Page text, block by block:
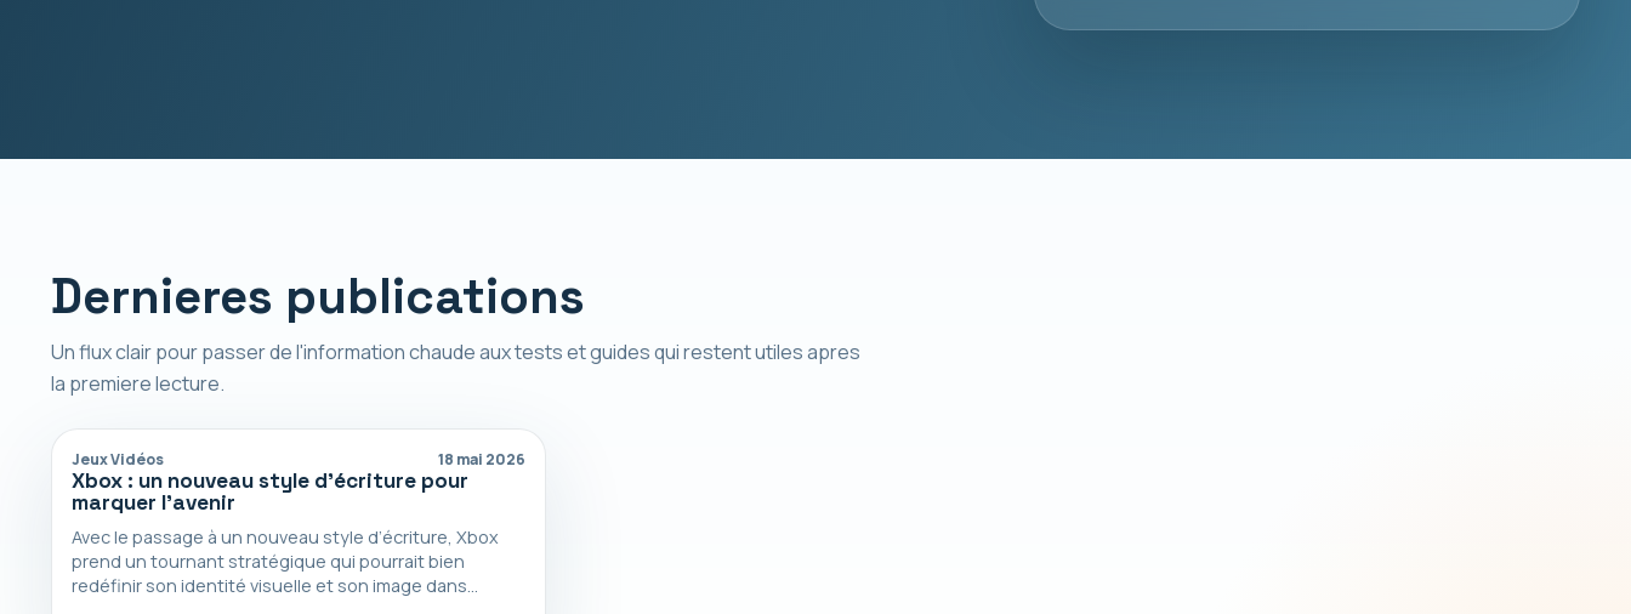
Dernieres publications
Un flux clair pour passer de l'information chaude aux tests et guides qui restent utiles apres
la premiere lecture.
Jeux Vidéos 18 mai 2026
Xbox : un nouveau style d’écriture pour
marquer l’avenir
Avec le passage à un nouveau style d’écriture, Xbox
prend un tournant stratégique qui pourrait bien
redéfinir son identité visuelle et son image dans…